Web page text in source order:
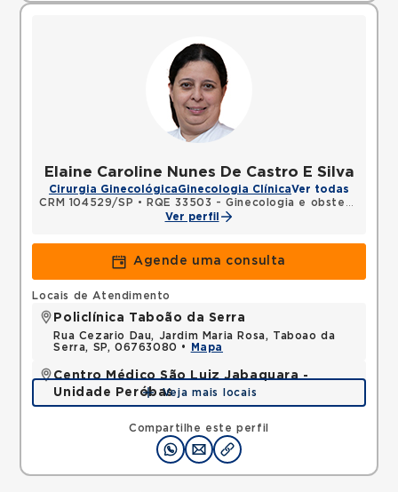
Elaine Caroline Nunes De Castro E Silva
Cirurgia GinecológicaGinecologia ClínicaVer todas
CRM 104529/SP •
RQE 33503 - Ginecologia e obstetrícia
Ver perfil
Agende uma consulta
Compartilhe este perfil
Locais de Atendimento
Policlínica Taboão da Serra
Rua Cezario Dau, Jardim Maria Rosa, Taboao da
Serra, SP, 06763080 •
Mapa
Centro Médico São Luiz Jabaquara -
Unidade Peróbas
Rua das Perobas, Jabaquara, Sao Paulo, SP,
Mapa
Veja mais locais